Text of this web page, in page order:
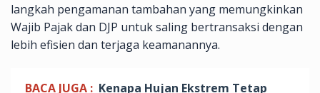
langkah pengamanan tambahan yang memungkinkan
Wajib Pajak dan DJP untuk saling bertransaksi dengan
lebih efisien dan terjaga keamanannya.
BACA JUGA : Kenapa Hujan Ekstrem Tetap